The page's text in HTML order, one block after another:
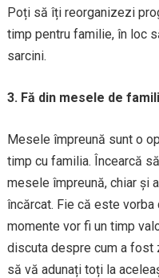
Poți să îți reorganizezi
timp pentru familie, în loc
sarcini.
3. Fă din mesele de
Mesele împreună sunt o
timp cu familia. Încearcă
mesele împreună, chiar și
încărcat. Fie că este
momente vor fi un timp
discuta despre cum a fost
să vă adunați toți la